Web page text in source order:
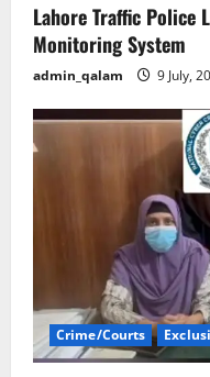
Lahore Traffic Police
Monitoring System
admin_qalam 9 July,
Crime/Courts